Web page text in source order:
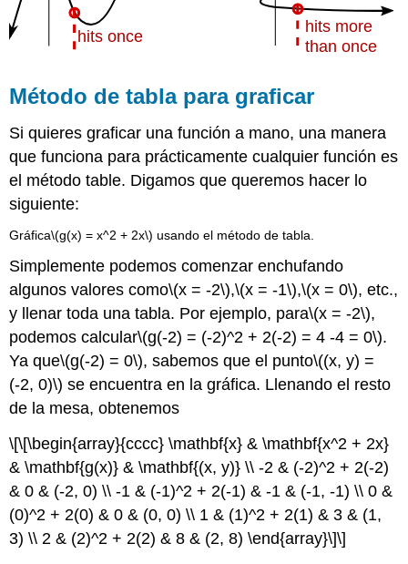
Método de tabla para graficar
Si quieres graficar una función a mano, una manera
que funciona para prácticamente cualquier función es
el método table. Digamos que queremos hacer lo
siguiente:
Gráfica\(g(x) = x^2 + 2x\) usando el método de tabla.
Simplemente podemos comenzar enchufando
algunos valores como\(x = -2\),\(x = -1\),\(x = 0\), etc.,
y llenar toda una tabla. Por ejemplo, para\(x = -2\),
podemos calcular\(g(-2) = (-2)^2 + 2(-2) = 4 -4 = 0\).
Ya que\(g(-2) = 0\), sabemos que el punto\((x, y) =
(-2, 0)\) se encuentra en la gráfica. Llenando el resto
de la mesa, obtenemos
\[\[\begin{array}{cccc} \mathbf{x} & \mathbf{x^2 + 2x}
& \mathbf{g(x)} & \mathbf{(x, y)} \\ -2 & (-2)^2 + 2(-2)
& 0 & (-2, 0) \\ -1 & (-1)^2 + 2(-1) & -1 & (-1, -1) \\ 0 &
(0)^2 + 2(0) & 0 & (0, 0) \\ 1 & (1)^2 + 2(1) & 3 & (1,
3) \\ 2 & (2)^2 + 2(2) & 8 & (2, 8) \end{array}\]\]